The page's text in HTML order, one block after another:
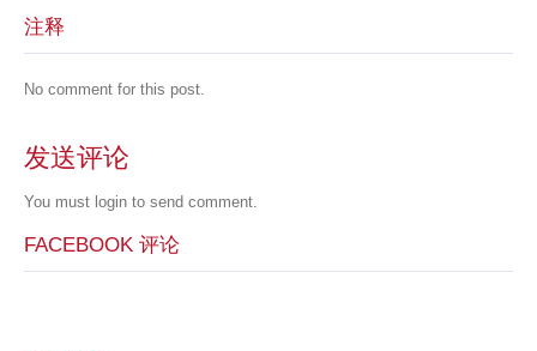
注释
No comment for this post.
发送评论
You must login to send comment.
FACEBOOK 评论